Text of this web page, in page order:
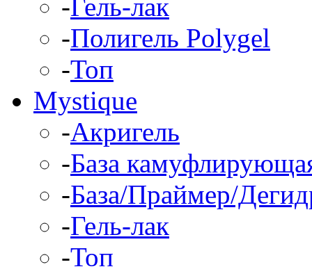
-Гель-лак
-Полигель Polygel
-Топ
Mystique
-Акригель
-База
-База/Праймер/
-Гель-лак
-Топ